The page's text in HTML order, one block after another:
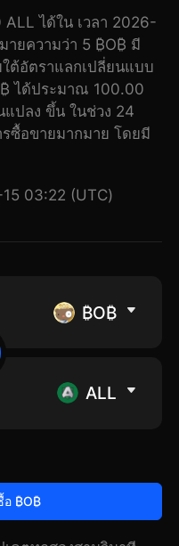
ได้ใน เวลา 2026-
ายความว่า 5 ₿O₿ มี
ต้อัตราแลกเปลี่ยนแบบ
ได้ประมาณ 100.00
ปลง ขึ้น ในช่วง 24
ซื้อขายมากมาย โดยมี
03:22 (UTC)
₿O₿
ALL
อ ₿O₿